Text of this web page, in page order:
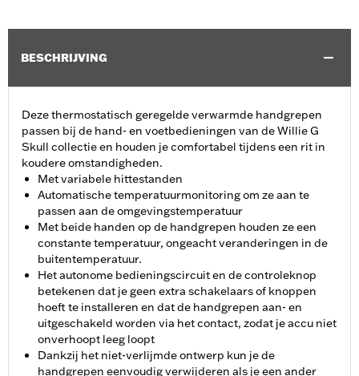
BESCHRIJVING
Deze thermostatisch geregelde verwarmde handgrepen
passen bij de hand- en voetbedieningen van de Willie G
Skull collectie en houden je comfortabel tijdens een rit in
koudere omstandigheden.
Met variabele hittestanden
Automatische temperatuurmonitoring om ze aan te
passen aan de omgevingstemperatuur
Met beide handen op de handgrepen houden ze een
constante temperatuur, ongeacht veranderingen in de
buitentemperatuur.
Het autonome bedieningscircuit en de controleknop
betekenen dat je geen extra schakelaars of knoppen
hoeft te installeren en dat de handgrepen aan- en
uitgeschakeld worden via het contact, zodat je accu niet
onverhoopt leeg loopt
Dankzij het niet-verlijmde ontwerp kun je de
handgrepen eenvoudig verwijderen als je een ander